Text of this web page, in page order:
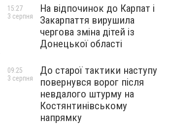
На відпочинок до Карпат і
Закарпаття вирушила
чергова зміна дітей із
Донецької області
15:27
3 серпня
До старої тактики наступу
повернувся ворог після
невдалого штурму на
Костянтинівському
напрямку
09:25
3 серпня